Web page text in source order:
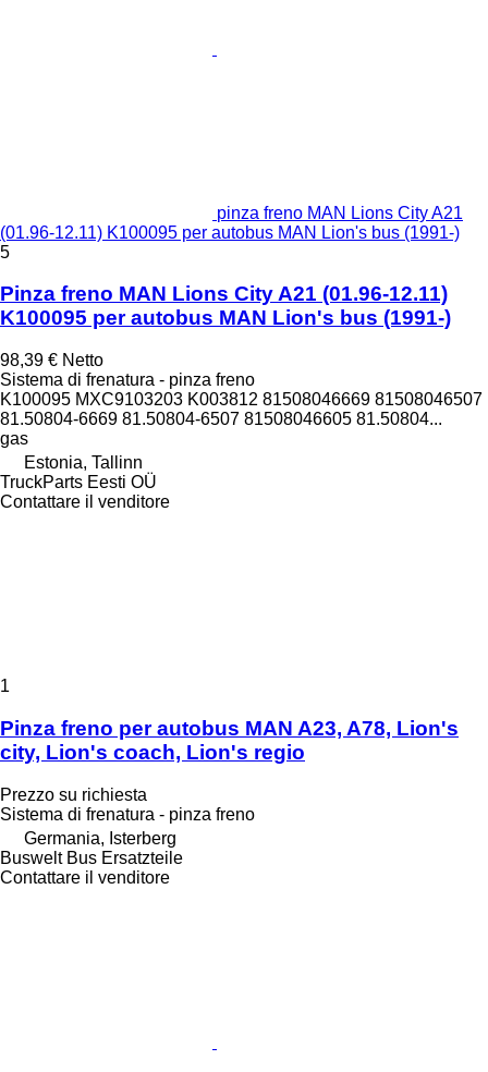
pinza freno MAN Lions City A21
(01.96-12.11) K100095 per autobus MAN Lion's bus (1991-)
5
Pinza freno MAN Lions City A21 (01.96-12.11)
K100095 per autobus MAN Lion's bus (1991-)
98,39 € Netto
Sistema di frenatura - pinza freno
K100095 MXC9103203 K003812 81508046669 81508046507
81.50804-6669 81.50804-6507 81508046605 81.50804...
gas
Estonia, Tallinn
TruckParts Eesti OÜ
Contattare il venditore
1
Pinza freno per autobus MAN A23, A78, Lion's
city, Lion's coach, Lion's regio
Prezzo su richiesta
Sistema di frenatura - pinza freno
Germania, Isterberg
Buswelt Bus Ersatzteile
Contattare il venditore